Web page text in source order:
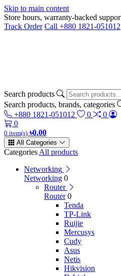
Skip to main content
Store hours, warranty-backed
Track Order Call +880 1821-051012
Search products
Search products, brands, categories
+880 1821-051012 0
0
0
0 item(s) ৳0.00
All Categories
Categories All products
Networking
Networking 0
Router
Router 0
Tenda
TP-Link
Ruijie
Mercusys
Cudy
Asus
Netis
Hikvision